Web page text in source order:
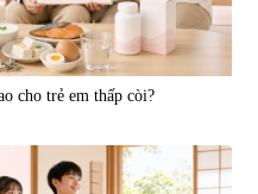
Viên uống hỗ trợ cải thiện thoát
vị đĩa đệm Kyoto Has 30 viên
cho trẻ em thấp còi?